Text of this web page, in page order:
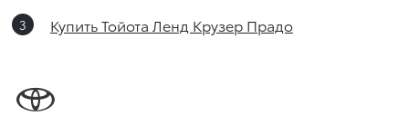
Купить Тойота Ленд Крузер Прадо